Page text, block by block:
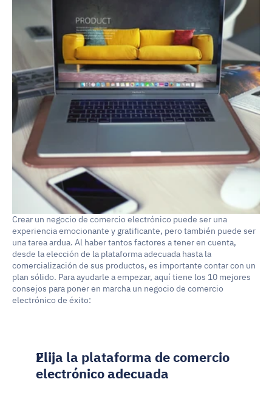
Crear un negocio de comercio electrónico puede ser una
experiencia emocionante y gratificante, pero también puede ser
una tarea ardua. Al haber tantos factores a tener en cuenta,
desde la elección de la plataforma adecuada hasta la
comercialización de sus productos, es importante contar con un
plan sólido. Para ayudarle a empezar, aquí tiene los 10 mejores
consejos para poner en marcha un negocio de comercio
electrónico de éxito:
Elija la plataforma de comercio
electrónico adecuada